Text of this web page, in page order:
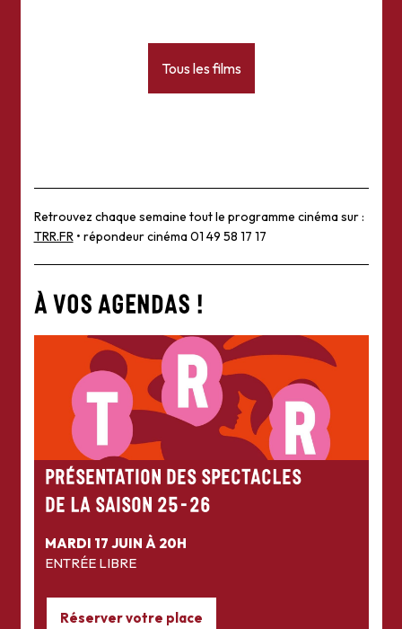
Tous les films
Retrouvez chaque semaine tout le programme cinéma sur :
TRR.FR• répondeur cinéma 01 49 58 17 17
À VOS AGENDAS !
PRÉSENTATION DES SPECTACLES
DE LA SAISON 25-26
MARDI 17 JUIN À 20H
ENTRÉE LIBRE
Réserver votre place